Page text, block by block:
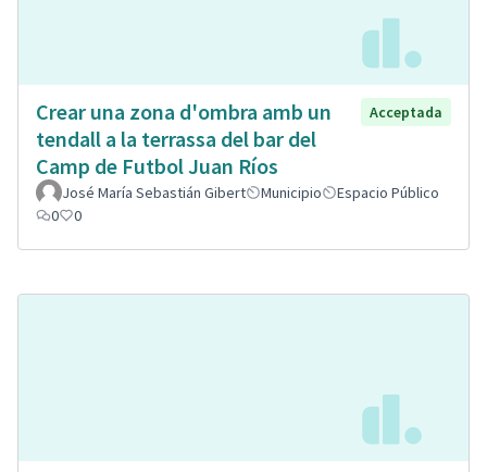
Crear una zona d'ombra amb un
tendall a la terrassa del bar del
Camp de Futbol Juan Ríos
Acceptada
José María Sebastián Gibert Municipio
Espacio Público
0
0